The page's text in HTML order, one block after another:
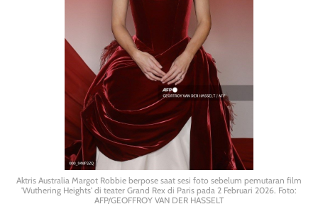
Aktris Australia Margot Robbie berpose saat sesi foto sebelum pemutaran film
'Wuthering Heights' di teater Grand Rex di Paris pada 2 Februari 2026. Foto:
AFP/GEOFFROY VAN DER HASSELT